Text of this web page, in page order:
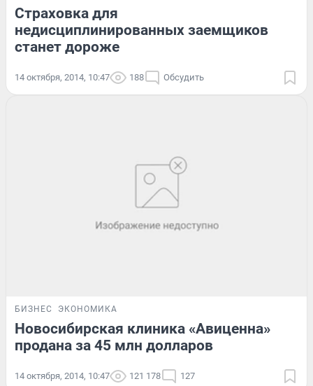
Страховка для
недисциплинированных заемщиков
станет дороже
14 октября, 2014, 10:47 188 Обсудить
БИЗНЕС ЭКОНОМИКА
Новосибирская клиника «Авиценна»
продана за 45 млн долларов
14 октября, 2014, 10:47 121 178 127